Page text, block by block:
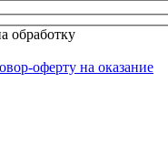
обработку
оферту на оказание